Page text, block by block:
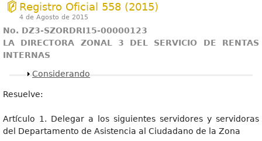
Registro Oficial 558 (2015)
4 de Agosto de 2015
No. DZ3-SZORDRI15-00000123
LA DIRECTORA ZONAL 3 DEL SERVICIO DE RENTAS
INTERNAS
Mostrar
Considerando
Resuelve:
Artículo 1. Delegar a los siguientes servidores y servidoras
del Departamento de Asistencia al Ciudadano de la Zona